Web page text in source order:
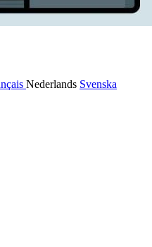
Nederlands Svenska